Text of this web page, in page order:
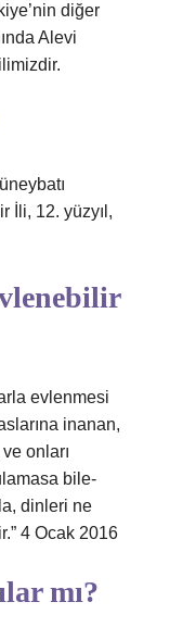
diğer
Alevi
İli, 12. yüzyıl,
evlenmesi
inanan,
ve onları
bile-
dinleri ne
4 Ocak 2016
mı?